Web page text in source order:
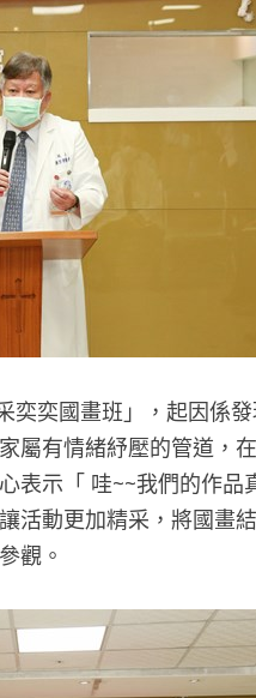
奕國畫班」，起因係
屬有情緒紓壓的管道，
表示「 哇~~我們的作
活動更加精采，將國畫
觀。